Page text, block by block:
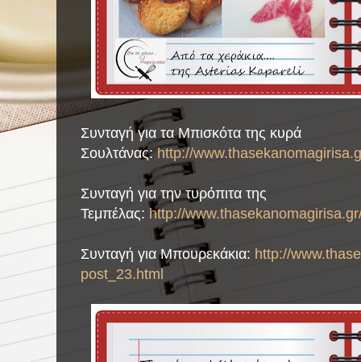
Συνταγή για τα Μπισκότα της κυρά
Σουλτάνας:http://
Συνταγή για την τυρόπιτα της
Τεμπέλας: http://
Συνταγή για Μπουρεκάκια: http://
post_23.html